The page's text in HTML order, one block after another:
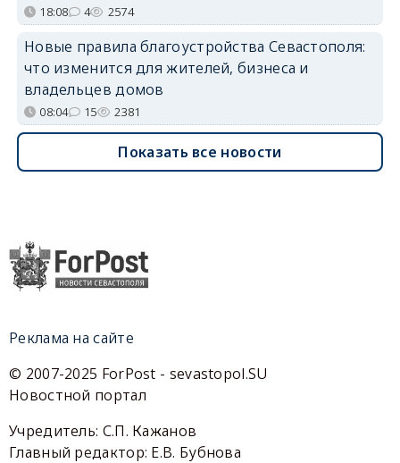
18:08 4 2574
Новые правила благоустройства Севастополя:
что изменится для жителей, бизнеса и
владельцев домов
08:04 15 2381
Показать все новости
Реклама на сайте
© 2007-2025 ForPost - sevastopol.SU
Новостной портал
Учредитель: С.П. Кажанов
Главный редактор: Е.В. Бубнова